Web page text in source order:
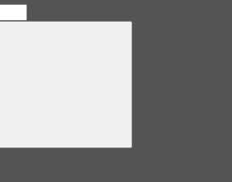
Suchen